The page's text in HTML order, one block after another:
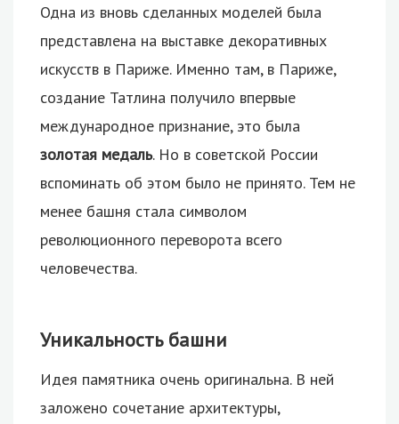
Одна из вновь сделанных моделей была
представлена на выставке декоративных
искусств в Париже. Именно там, в Париже,
создание Татлина получило впервые
международное признание, это была
золотая медаль. Но в советской России
вспоминать об этом было не принято. Тем не
менее башня стала символом
революционного переворота всего
человечества.
Уникальность башни
Идея памятника очень оригинальна. В ней
заложено сочетание архитектуры,